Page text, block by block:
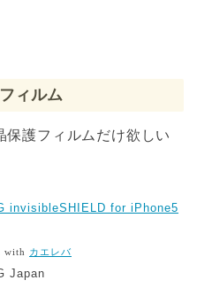
ィルム
保護フィルムだけ欲しい
invisibleSHIELD for iPhone5
with カエレバ
Japan